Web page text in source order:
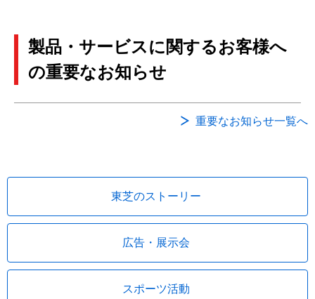
製品・サービスに関するお客様へ
の重要なお知らせ
重要なお知らせ一覧へ
東芝のストーリー
広告・展示会
スポーツ活動